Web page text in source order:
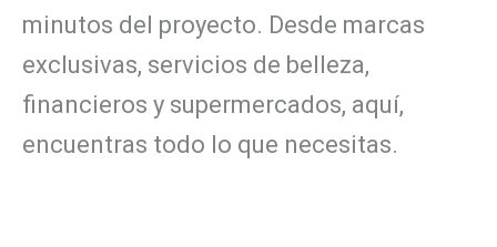
minutos del proyecto. Desde marcas
exclusivas, servicios de belleza,
financieros y supermercados, aquí,
encuentras todo lo que necesitas.